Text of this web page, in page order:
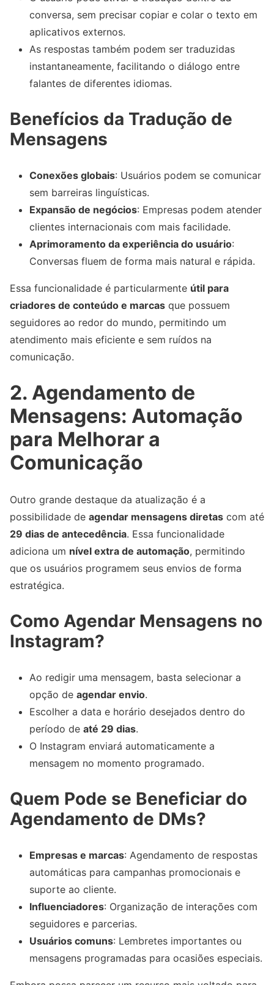
conversa, sem precisar copiar e colar o texto em
aplicativos externos.
As respostas também podem ser traduzidas
instantaneamente, facilitando o diálogo entre
falantes de diferentes idiomas.
Benefícios da Tradução de
Mensagens
Conexões globais: Usuários podem se comunicar
sem barreiras linguísticas.
Expansão de negócios: Empresas podem atender
clientes internacionais com mais facilidade.
Aprimoramento da experiência do usuário:
Conversas fluem de forma mais natural e rápida.
Essa funcionalidade é particularmente útil para
criadores de conteúdo e marcas que possuem
seguidores ao redor do mundo, permitindo um
atendimento mais eficiente e sem ruídos na
comunicação.
2. Agendamento de
Mensagens: Automação
para Melhorar a
Comunicação
Outro grande destaque da atualização é a
possibilidade de agendar mensagens diretas com até
29 dias de antecedência. Essa funcionalidade
adiciona um nível extra de automação, permitindo
que os usuários programem seus envios de forma
estratégica.
Como Agendar Mensagens no
Instagram?
Ao redigir uma mensagem, basta selecionar a
opção de agendar envio.
Escolher a data e horário desejados dentro do
período de até 29 dias.
O Instagram enviará automaticamente a
mensagem no momento programado.
Quem Pode se Beneficiar do
Agendamento de DMs?
Empresas e marcas: Agendamento de respostas
automáticas para campanhas promocionais e
suporte ao cliente.
Influenciadores: Organização de interações com
seguidores e parcerias.
Usuários comuns: Lembretes importantes ou
mensagens programadas para ocasiões especiais.